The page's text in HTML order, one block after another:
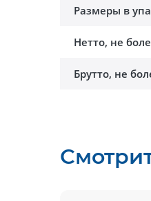
Размеры в
Нетто, не
Брутто, не